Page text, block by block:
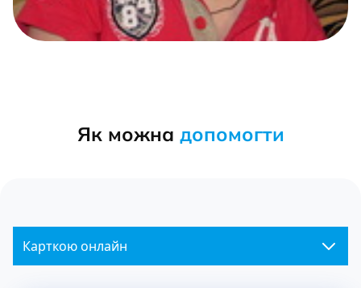
Як можна допомогти
Карткою онлайн